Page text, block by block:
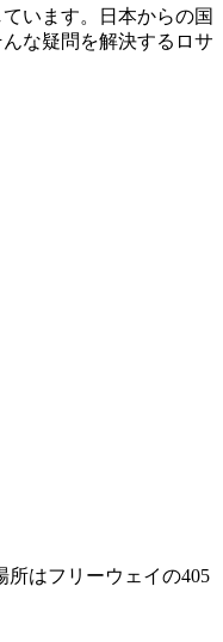
います。日本からの国
な疑問を解決するロサ
はフリーウェイの405